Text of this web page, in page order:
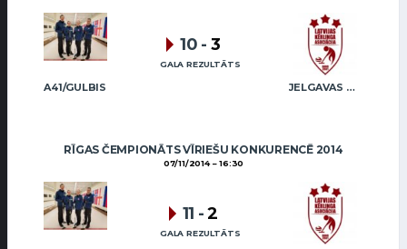
A41/GULBIS JELGAVAS KĒRLINGA KLUBS / BĒRZIŅŠ
10 - 3
GALA REZULTĀTS
RĪGAS ČEMPIONĀTS VĪRIEŠU KONKURENCĒ 2014
07/11/2014 16:30
11 -2
GALA REZULTĀTS